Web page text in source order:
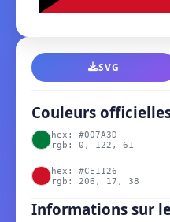
SVG
Couleurs
hex: #007A3D
rgb: 0, 122, 61
hex: #CE1126
rgb: 206, 17, 38
Informations sur